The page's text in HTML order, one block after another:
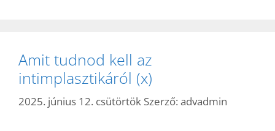
Amit tudnod kell az
intimplasztikáról (x)
2025. június 12. csütörtök Szerző: advadmin